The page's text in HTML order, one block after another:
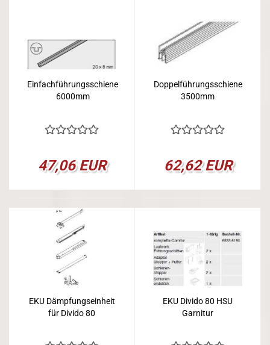
Einfachführungsschiene
6000mm
47,06 EUR
Doppelführungsschiene
3500mm
62,62 EUR
EKU Dämpfungseinheit
für Divido 80
EKU Divido 80 HSU
Garnitur